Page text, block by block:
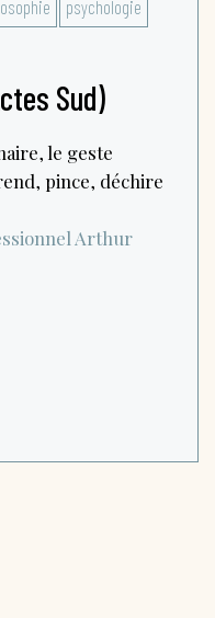
psychologie
Sud)
le geste
pince, déchire
Arthur